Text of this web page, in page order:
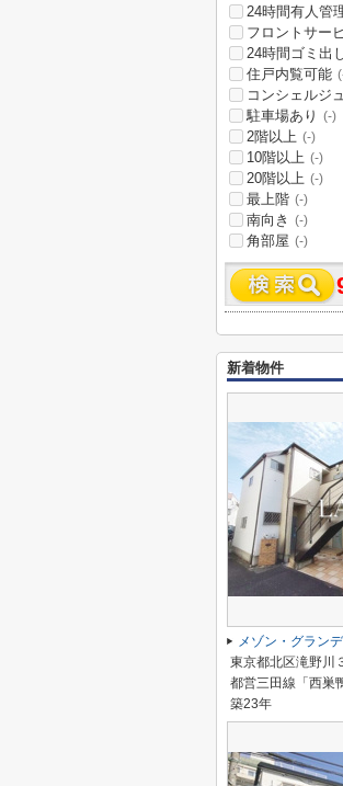
24時間有人管
フロントサー
24時間ゴミ出
住戸内覧可能
コンシェルジ
駐車場あり (-)
2階以上 (-)
10階以上 (-)
20階以上 (-)
最上階 (-)
南向き (-)
角部屋 (-)
新着物件
メゾン・グラン
東京都北区滝野川
都営三田線「西巣
築23年